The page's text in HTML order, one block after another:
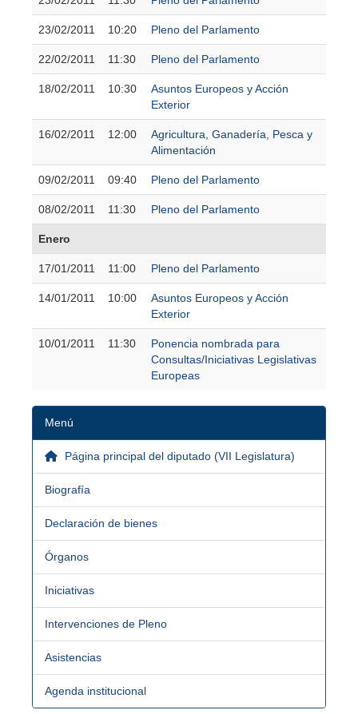
23/02/2011 10:20 Pleno del Parlamento
22/02/2011 11:30 Pleno del Parlamento
18/02/2011 10:30
Asuntos Europeos y Acción
Exterior
16/02/2011 12:00
Agricultura, Ganadería, Pesca y
Alimentación
09/02/2011 09:40 Pleno del Parlamento
08/02/2011 11:30 Pleno del Parlamento
Enero
17/01/2011 11:00 Pleno del Parlamento
14/01/2011 10:00
Asuntos Europeos y Acción
Exterior
10/01/2011 11:30
Ponencia nombrada para
Consultas/Iniciativas Legislativas
Europeas
Menú
Página principal del diputado (VII Legislatura)
Biografía
Declaración de bienes
Órganos
Iniciativas
Intervenciones de Pleno
Asistencias
Agenda institucional